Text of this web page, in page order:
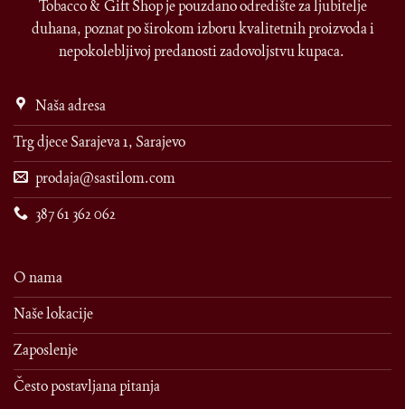
Tobacco & Gift Shop je pouzdano odredište za ljubitelje
duhana, poznat po širokom izboru kvalitetnih proizvoda i
nepokolebljivoj predanosti zadovoljstvu kupaca.
Naša adresa
Trg djece Sarajeva 1, Sarajevo
prodaja@sastilom.com
387 61 362 062
O nama
Naše lokacije
Zaposlenje
Često postavljana pitanja